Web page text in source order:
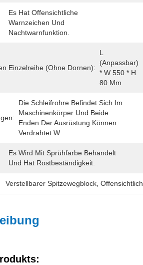
Es Hat Offensichtliche
Warnzeichen Und
Nachtwarnfunktion.
Einzelreihe (ohne Dornen):
L
(anpassbar)
* W 550 * H
80 Mm
Die Schleifrohre Befindet Sich Im
Maschinenkörper Und Beide
Enden Der Ausrüstung Können
Verdrahtet W
Es Wird Mit Sprühfarbe Behandelt
Und Hat Rostbeständigkeit.
Verstellbarer Spitzewegblock ,